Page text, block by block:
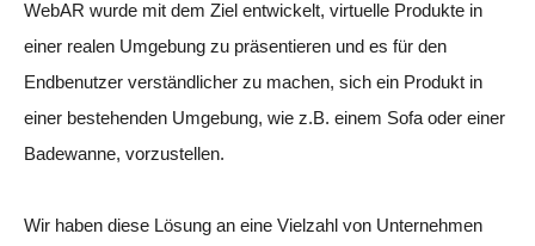
WebAR wurde mit dem Ziel entwickelt, virtuelle Produkte in
einer realen Umgebung zu präsentieren und es für den
Endbenutzer verständlicher zu machen, sich ein Produkt in
einer bestehenden Umgebung, wie z.B. einem Sofa oder einer
Badewanne, vorzustellen.
Wir haben diese Lösung an eine Vielzahl von Unternehmen